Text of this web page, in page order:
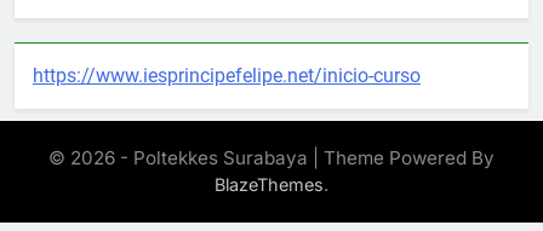
https://www.iesprincipefelipe.net/inicio-curso
© 2026 - Poltekkes Surabaya | Theme Powered By
BlazeThemes.